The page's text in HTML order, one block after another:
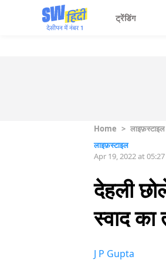
ट्रेंडिंग
Home > लाइफ़स्टाइल
लाइफ़स्टाइल
Apr 19, 2022 at
देहली
स्वाद
J P Gupta